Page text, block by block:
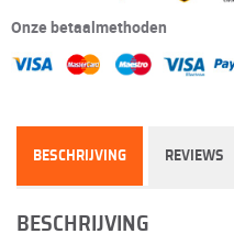
Onze betaalmethoden
BESCHRIJVING REVIEWS
BESCHRIJVING